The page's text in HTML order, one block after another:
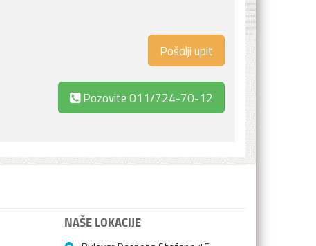
Pozovite 011/724-70-12
NAŠE LOKACIJE